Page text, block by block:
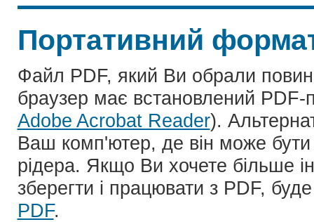
Портативний
Файл PDF, який Ви обрали
браузер має встановлений PDF-
Adobe Acrobat Reader).
Ваш комп'ютер, де він може
рідера. Якщо Ви хочете більше
зберегти і працювати з PDF,
PDF.